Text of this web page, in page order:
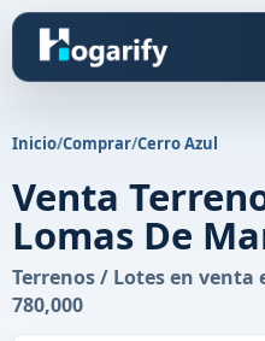
Inicio/Comprar/Cerro Azul
Venta
Lomas De
Terrenos / Lotes en venta
780,000